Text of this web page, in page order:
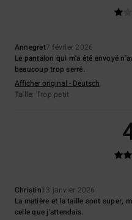
Annegret7 février 2026
Le pantalon qui m'a été envoyé
beaucoup trop serré.
Afficher original - Deutsch
Taille: Trop petit
Christin13 janvier 2026
La matière et la taille sont super,
celle que j'attendais.